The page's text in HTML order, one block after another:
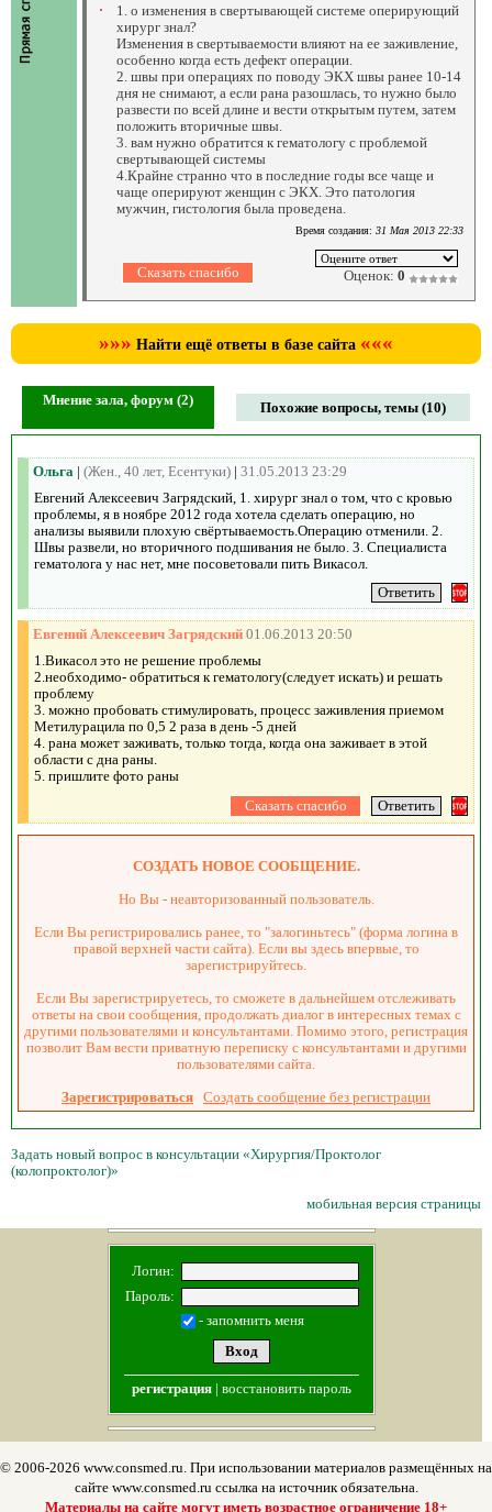
1. о изменения в свертывающей системе оперирующий
хирург знал?
Изменения в свертываемости влияют на ее заживление,
особенно когда есть дефект операции.
2. швы при операциях по поводу ЭКХ швы ранее 10-14
дня не снимают, а если рана разошлась, то нужно было
развести по всей длине и вести открытым путем, затем
положить вторичные швы.
3. вам нужно обратится к гематологу с проблемой
свертывающей системы
4.Крайне странно что в последние годы все чаще и
чаще оперируют женщин с ЭКХ. Это патология
мужчин, гистология была проведена.
Время создания: 31 Мая 2013 22:33
Оценок: 0
»»» Найти ещё ответы в базе сайта «««
Мнение зала, форум (2) Похожие вопросы, темы (10)
Ольга | (Жен., 40 лет, Есентуки) | 31.05.2013 23:29
Евгений Алексеевич Загрядский, 1. хирург знал о том, что с кровью
проблемы, я в ноябре 2012 года хотела сделать операцию, но
анализы выявили плохую свёртываемость.Операцию отменили. 2.
Швы развели, но вторичного подшивания не было. 3. Специалиста
гематолога у нас нет, мне посоветовали пить Викасол.
Евгений Алексеевич Загрядский 01.06.2013 20:50
1.Викасол это не решение проблемы
2.необходимо- обратиться к гематологу(следует искать) и решать
проблему
3. можно пробовать стимулировать, процесс заживления приемом
Метилурацила по 0,5 2 раза в день -5 дней
4. рана может заживать, только тогда, когда она заживает в этой
области с дна раны.
5. пришлите фото раны
СОЗДАТЬ НОВОЕ СООБЩЕНИЕ.
Но Вы - неавторизованный пользователь.
Если Вы регистрировались ранее, то "залогиньтесь" (форма логина в
правой верхней части сайта). Если вы здесь впервые, то
зарегистрируйтесь.
Если Вы зарегистрируетесь, то сможете в дальнейшем отслеживать
ответы на свои сообщения, продолжать диалог в интересных темах с
другими пользователями и консультантами. Помимо этого, регистрация
позволит Вам вести приватную переписку с консультантами и другими
пользователями сайта.
Зарегистрироваться Создать сообщение без регистрации
Задать новый вопрос в консультации «Хирургия/Проктолог
(колопроктолог)»
мобильная версия страницы
Логин:
Пароль:
- запомнить меня
регистрация| восстановить пароль
© 2006-2026 www.consmed.ru. При использовании материалов размещённых на
сайте www.consmed.ru ссылка на источник обязательна.
Материалы на сайте могут иметь возрастное ограничение 18+